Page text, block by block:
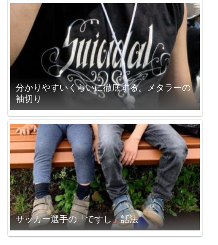
分かりやすいくらいに徹底する。メタラーの
袖切り
サッカー選手の「ですし」話法